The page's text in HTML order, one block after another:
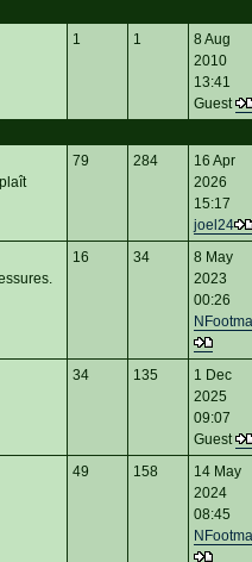
1 1
8 Aug
2010
13:41
Guest
79 284
16 Apr
2026
15:17
joel24
16 34
8 May
2023
00:26
34 135
1 Dec
2025
09:07
Guest
49 158
14 May
2024
08:45